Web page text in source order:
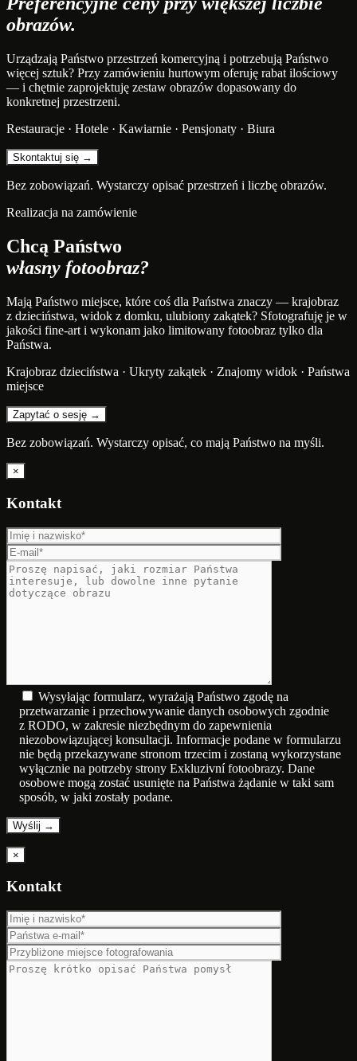
obrazów.
Urządzają Państwo przestrzeń komercyjną i potrzebują Państwo
więcej sztuk? Przy zamówieniu hurtowym oferuję rabat ilościowy
— i chętnie zaprojektuję zestaw obrazów dopasowany do
konkretnej przestrzeni.
Restauracje · Hotele · Kawiarnie · Pensjonaty · Biura
Skontaktuj się →
Bez zobowiązań. Wystarczy opisać przestrzeń i liczbę obrazów.
Realizacja na zamówienie
Chcą Państwo
własny fotoobraz?
Mają Państwo miejsce, które coś dla Państwa znaczy — krajobraz
z dzieciństwa, widok z domku, ulubiony zakątek? Sfotografuję je w
jakości fine-art i wykonam jako limitowany fotoobraz tylko dla
Państwa.
Krajobraz dzieciństwa · Ukryty zakątek · Znajomy widok · Państwa
miejsce
Zapytać o sesję →
Bez zobowiązań. Wystarczy opisać, co mają Państwo na myśli.
×
Kontakt
Wysyłając formularz, wyrażają Państwo zgodę na
przetwarzanie i przechowywanie danych osobowych zgodnie
z RODO, w zakresie niezbędnym do zapewnienia
niezobowiązującej konsultacji. Informacje podane w formularzu
nie będą przekazywane stronom trzecim i zostaną wykorzystane
wyłącznie na potrzeby strony Exkluzivní fotoobrazy. Dane
osobowe mogą zostać usunięte na Państwa żądanie w taki sam
sposób, w jaki zostały podane.
×
Kontakt